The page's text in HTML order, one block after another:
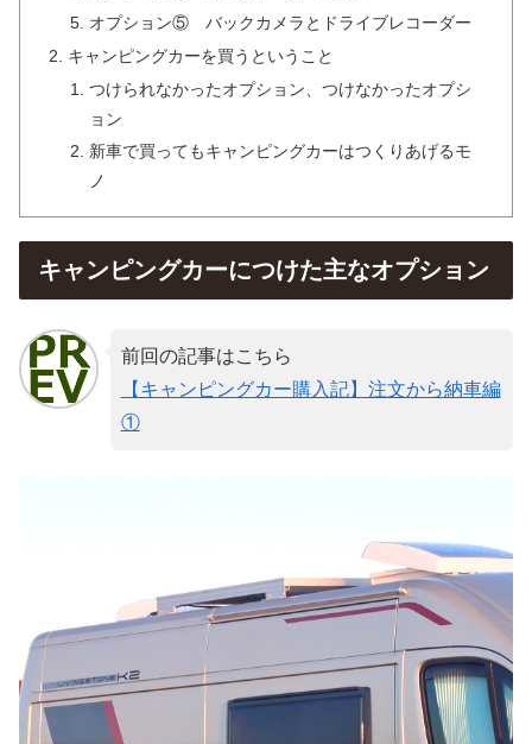
オプション⑤ バックカメラとドライブレコーダー
キャンピングカーを買うということ
つけられなかったオプション、つけなかったオプシ
ョン
新車で買ってもキャンピングカーはつくりあげるモ
ノ
キャンピングカーにつけた主なオプション
前回の記事はこちら
【キャンピングカー購入記】注文から納車編
①